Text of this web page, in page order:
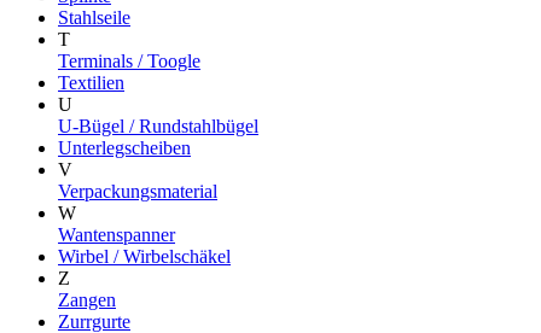
Stahlseile
T
Terminals / Toogle
Textilien
U
U-Bügel / Rundstahlbügel
Unterlegscheiben
V
Verpackungsmaterial
W
Wantenspanner
Wirbel / Wirbelschäkel
Z
Zangen
Zurrgurte